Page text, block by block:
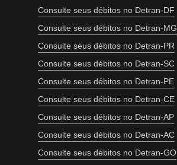
Consulte seus débitos no Detran-DF
Consulte seus débitos no Detran-MG
Consulte seus débitos no Detran-PR
Consulte seus débitos no Detran-SC
Consulte seus débitos no Detran-PE
Consulte seus débitos no Detran-CE
Consulte seus débitos no Detran-AP
Consulte seus débitos no Detran-AC
Consulte seus débitos no Detran-GO